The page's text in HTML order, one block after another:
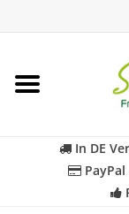
Startseite
In DE